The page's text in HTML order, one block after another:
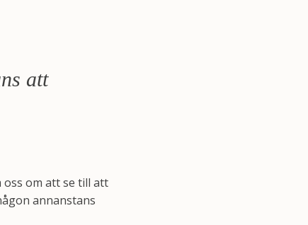
att
om att se till att
annanstans